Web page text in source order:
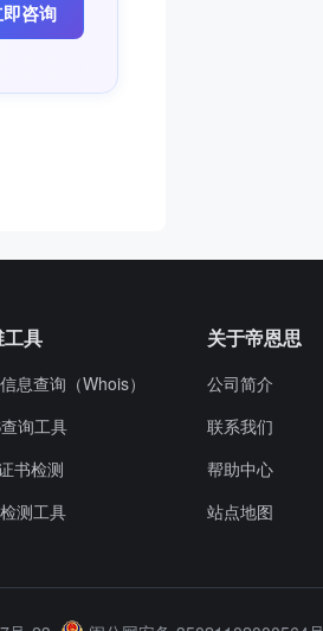
咨询
具
息查询（Whois）
询工具
书检测
测工具
关于帝恩思
公司简介
联系我们
帮助中心
站点地图